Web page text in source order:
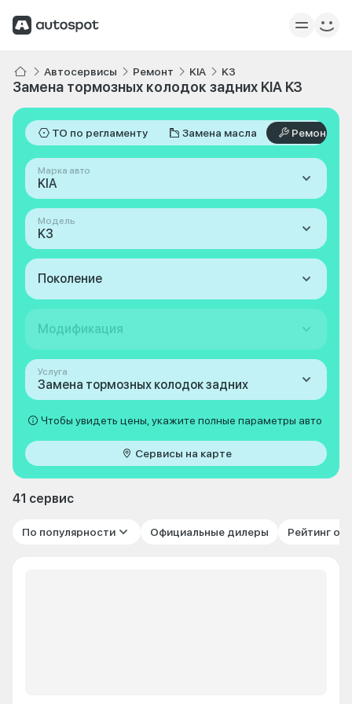
Автосервисы Ремонт KIA K3
Замена тормозных колодок задних KIA K3
ТО по регламенту Замена масла Ремонт
Марка авто
KIA
Модель
K3
Поколение
Модификация
Услуга
Замена тормозных колодок задних
Чтобы увидеть цены, укажите полные параметры авто
Сервисы на карте
41 сервис
По популярности Официальные дилеры Рейтинг